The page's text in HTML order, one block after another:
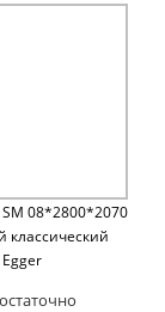
08*2800*2070
классический
Egger